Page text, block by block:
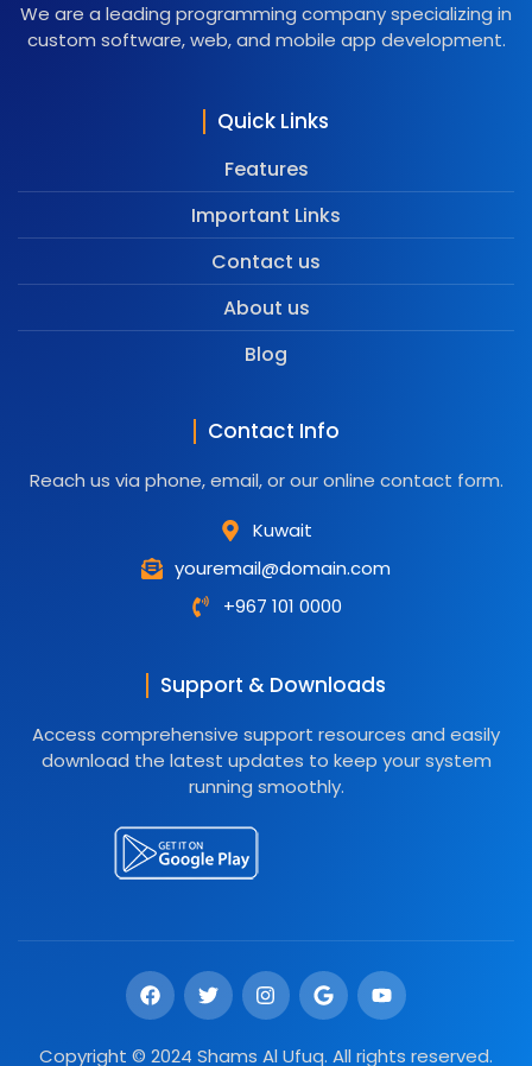
We are a leading programming company specializing in
custom software, web, and mobile app development.
Quick Links
Features
Important Links
Contact us
About us
Blog
Contact Info
Reach us via phone, email, or our online contact form.
Kuwait
youremail@domain.com
+967 101 0000
Support & Downloads
Access comprehensive support resources and easily
download the latest updates to keep your system
running smoothly.
F
a
c
T
w
i
I
n
s
G
o
o
Y
o
u
Copyright © 2024 Shams Al Ufuq. All rights reserved.